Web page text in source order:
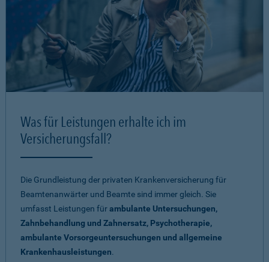
Was für Leistungen erhalte ich im
Versicherungsfall?
Die Grundleistung der privaten Krankenversicherung für
Beamtenanwärter und Beamte sind immer gleich. Sie
umfasst Leistungen fürambulante Untersuchungen,
Zahnbehandlung und Zahnersatz, Psychotherapie,
ambulante Vorsorgeuntersuchungen und allgemeine
Krankenhausleistungen.